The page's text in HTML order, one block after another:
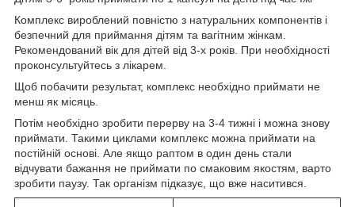
Комплекс вироблений повністю з натуральних компонентів і
безпечний для приймання дітям та вагітним жінкам.
Рекомендований вік для дітей від 3-х років. При необхідності
проконсультуйтесь з лікарем.
Щоб побачити результат, комплекс необхідно приймати не
менш як місяць.
Потім необхідно зробити перерву на 3-4 тижні і можна знову
приймати. Такими циклами комплекс можна приймати на
постійній основі. Але якщо раптом в один день стали
відчувати бажання не приймати по смаковим якостям, варто
зробити паузу. Так організм підказує, що вже наситився.